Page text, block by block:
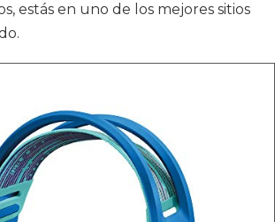
estás en uno de los mejores sitios